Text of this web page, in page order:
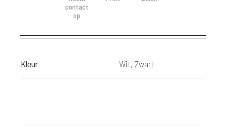
contact
op
Kleur Wit, Zwart